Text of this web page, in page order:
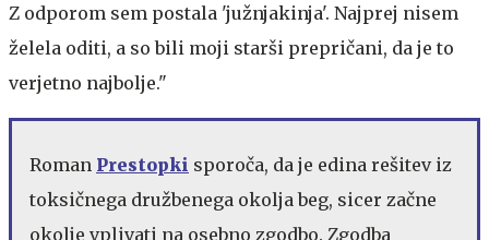
Z odporom sem postala 'južnjakinja'. Najprej nisem
želela oditi, a so bili moji starši prepričani, da je to
verjetno najbolje."
Roman Prestopki sporoča, da je edina rešitev iz
toksičnega družbenega okolja beg, sicer začne
okolje vplivati na osebno zgodbo. Zgodba